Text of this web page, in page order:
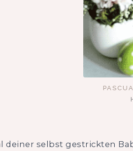
deiner selbst gestrickten